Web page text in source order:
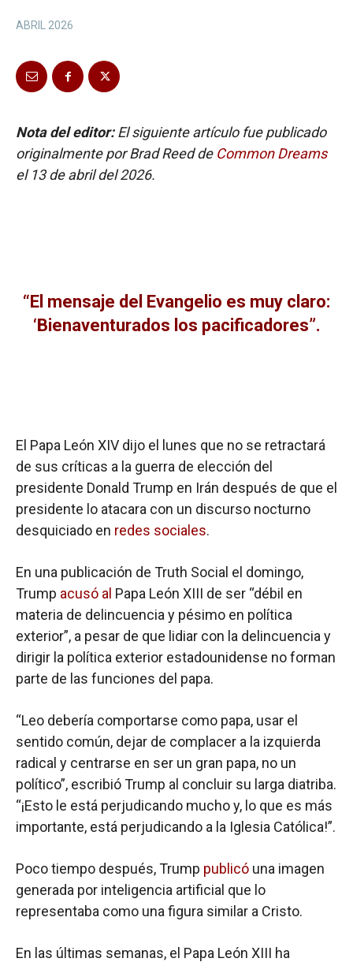
ABRIL 2026
Nota del editor:El siguiente artículo fue publicado
originalmente por Brad Reed de Common Dreams
el 13 de abril del 2026.
“El mensaje del Evangelio es muy claro:
‘Bienaventurados los pacificadores”.
El Papa León XIV dijo el lunes que no se retractará
de sus críticas a la guerra de elección del
presidente Donald Trump en Irán después de que el
presidente lo atacara con un discurso nocturno
desquiciado en redes sociales.
En una publicación de Truth Social el domingo,
Trump acusó al Papa León XIII de ser “débil en
materia de delincuencia y pésimo en política
exterior”, a pesar de que lidiar con la delincuencia y
dirigir la política exterior estadounidense no forman
parte de las funciones del papa.
“Leo debería comportarse como papa, usar el
sentido común, dejar de complacer a la izquierda
radical y centrarse en ser un gran papa, no un
político”, escribió Trump al concluir su larga diatriba.
“¡Esto le está perjudicando mucho y, lo que es más
importante, está perjudicando a la Iglesia Católica!”.
Poco tiempo después, Trump publicó una imagen
generada por inteligencia artificial que lo
representaba como una figura similar a Cristo.
En las últimas semanas, el Papa León XIII ha